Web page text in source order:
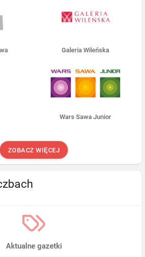
Galeria Wileńska
Wars Sawa Junior
ZOBACZ WIĘCEJ
Aktualne gazetki